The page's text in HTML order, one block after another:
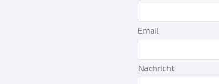
Email
Nachricht